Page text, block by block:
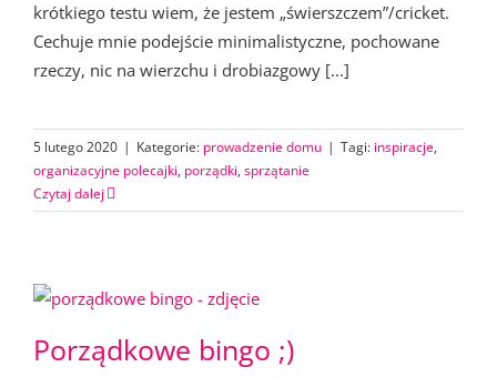
krótkiego testu wiem, że jestem „świerszczem”/cricket.
Cechuje mnie podejście minimalistyczne, pochowane
rzeczy, nic na wierzchu i drobiazgowy [...]
5 lutego 2020 | Kategorie: prowadzenie domu | Tagi: inspiracje,
organizacyjne polecajki, porządki, sprzątanie
Czytaj dalej
Porządkowe bingo ;)